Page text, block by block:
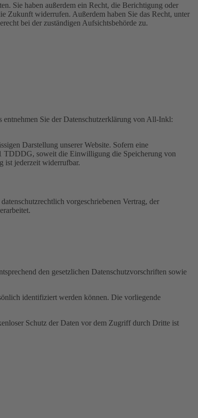
Sie haben außerdem ein Recht, die Berichtigung oder
Zukunft widerrufen. Außerdem haben Sie das Recht, unter
bei der zuständigen Aufsichtsbehörde zu.
Sie der Datenschutzerklärung von All-Inkl:
Darstellung unserer Website. Sofern eine
TDDDG, soweit die Einwilligung die Speicherung von
ist jederzeit widerrufbar.
vorgeschriebenen Vertrag, der
den gesetzlichen Datenschutzvorschriften sowie
identifiziert werden können. Die vorliegende
Schutz der Daten vor dem Zugriff durch Dritte ist